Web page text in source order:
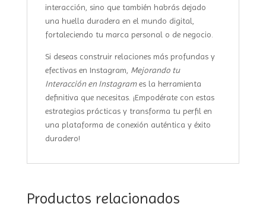
interacción, sino que también habrás dejado
una huella duradera en el mundo digital,
fortaleciendo tu marca personal o de negocio.
Si deseas construir relaciones más profundas y
efectivas en Instagram, Mejorando tu
Interacción en Instagrames la herramienta
definitiva que necesitas. ¡Empodérate con estas
estrategias prácticas y transforma tu perfil en
una plataforma de conexión auténtica y éxito
duradero!
Productos relacionados